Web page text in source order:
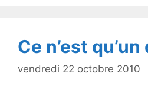
Ce n’est
vendredi 22 octobre 2010